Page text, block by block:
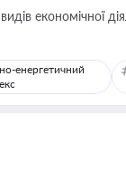
економічної
енергетичний